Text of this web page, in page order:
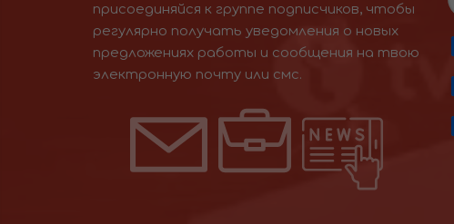
присоединяйся к группе подписчиков, чтобы
регулярно получать уведомления о новых
предложениях работы и сообщения на твою
электронную почту или смс.